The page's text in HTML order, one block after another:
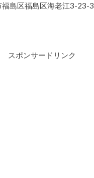
島区福島区海老江3-23-3
スポンサードリンク